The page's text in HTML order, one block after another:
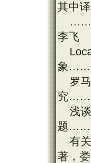
其中
李飞
象
罗
究
浅
题
有
著，